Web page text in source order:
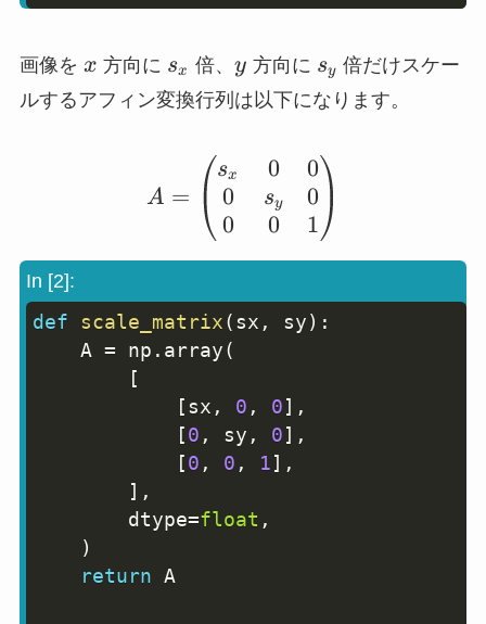
画像を x
x 方向に s_x
sx 倍、 y
y 方向に s_y
sy 倍だけスケー
ルするアフィン変換行列は以下になります。
A = \begin{pmatrix}
A =
sx
0
0
0
sy
0
0
0
1
In [2]:
def scale_matrix(sx , sy) :
    A
= np . array(
[
[sx , 0 , 0] ,
[0 , sy , 0] ,
[0 , 0 , 1] ,
] ,
        dtype
=float ,
)
return A